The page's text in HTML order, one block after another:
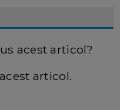
acest articol?
articol.